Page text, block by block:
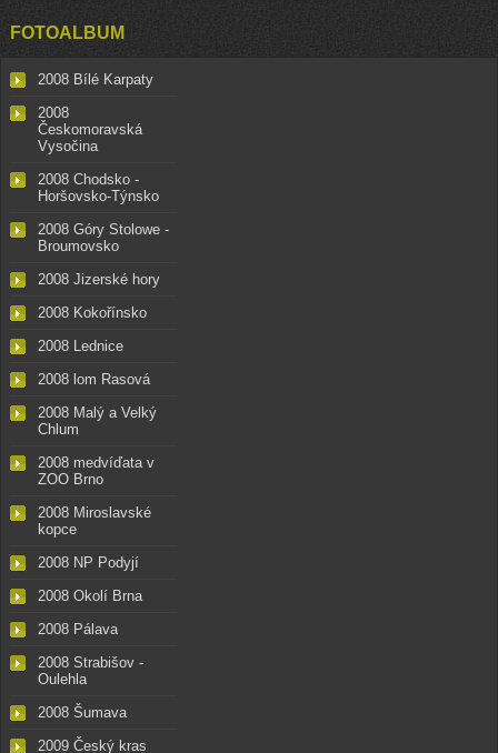
FOTOALBUM
2008 Bílé Karpaty
2008
Českomoravská
Vysočina
2008 Chodsko -
Horšovsko-Týnsko
2008 Góry Stolowe -
Broumovsko
2008 Jizerské hory
2008 Kokořínsko
2008 Lednice
2008 lom Rasová
2008 Malý a Velký
Chlum
2008 medvíďata v
ZOO Brno
2008 Miroslavské
kopce
2008 NP Podyjí
2008 Okolí Brna
2008 Pálava
2008 Strabišov -
Oulehla
2008 Šumava
2009 Český kras